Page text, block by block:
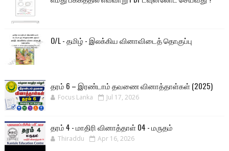
O/L - தமிழ் - இலக்கிய வினாவிடைத் தொகுப்பு
தரம் 6 – இரண்டாம் தவணை வினாத்தாள்கள் (2025)
Focus Lanka Jul 17, 2026
தரம் 4 - மாதிரி வினாத்தாள் 04 - மருதம்
Thiraddu Apr 16, 2026